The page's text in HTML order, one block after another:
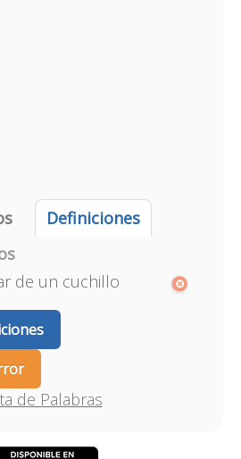
Definiciones
de un cuchillo
de Palabras